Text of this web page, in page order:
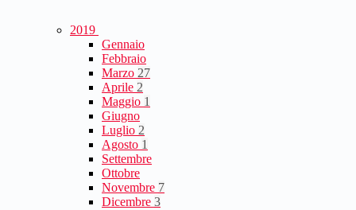
2019
Gennaio
Febbraio
Marzo 27
Aprile 2
Maggio 1
Giugno
Luglio 2
Agosto 1
Settembre
Ottobre
Novembre 7
Dicembre 3